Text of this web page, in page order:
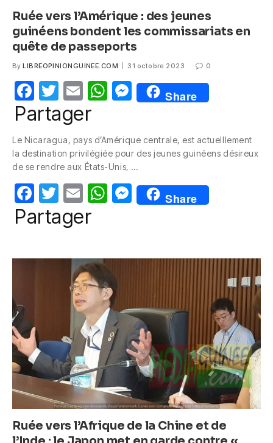
Ruée vers l’Amérique : des jeunes
guinéens bondent les commissariats en
quête de passeports
By LIBREOPINIONGUINEE.COM 31 octobre 2023 0
F
a
e
b
o
o
k
T
w
itt
er
E
m
W
s
A
p
p
M
e
e
n
g
er
Share
Partager
Le Nicaragua, pays d’Amérique centrale, est actuelllement
la destination privilégiée pour des jeunes guinéens désireux
de se rendre aux États-Unis, …
F
a
b
k
T
w
itt
E
m
W
A
p
p
M
e
er
Share
Partager
Ruée vers l’Afrique de la Chine et de